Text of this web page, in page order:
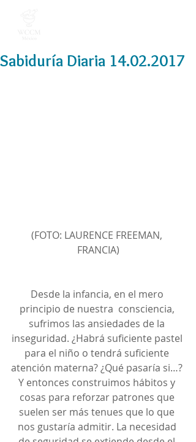
Sabiduría Diaria 14.02.2017
(FOTO: LAURENCE FREEMAN,
FRANCIA)
Desde la infancia, en el mero
principio de nuestra  consciencia,
sufrimos las ansiedades de la
inseguridad. ¿Habrá suficiente pastel
para el niño o tendrá suficiente
atención materna? ¿Qué pasaría si…?
Y entonces construimos hábitos y
cosas para reforzar patrones que
suelen ser más tenues que lo que
nos gustaría admitir. La necesidad